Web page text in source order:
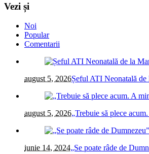
Vezi și
Noi
Popular
Comentarii
august 5, 2026Șeful ATI Neonatală
august 5, 2026„Trebuie să plece
iunie 14, 2024„Se poate râde de